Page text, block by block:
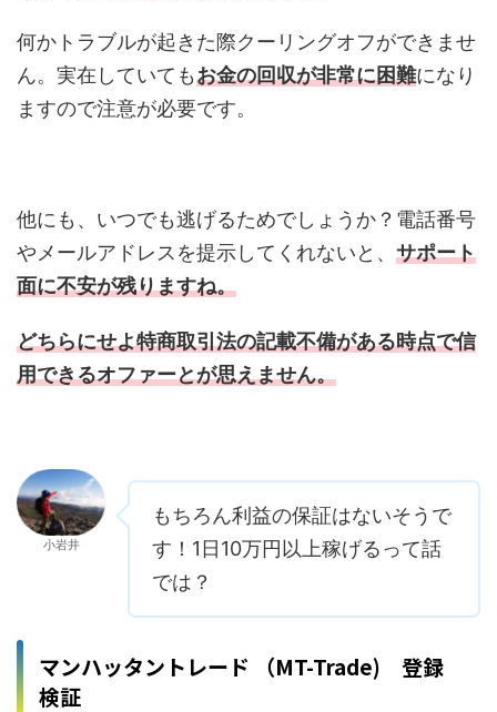
何かトラブルが起きた際クーリングオフができませ
ん。実在していてもお金の回収が非常に困難になり
ますので注意が必要です。
他にも、いつでも逃げるためでしょうか？電話番号
やメールアドレスを提示してくれないと、 サポート
面に不安が残りますね。
どちらにせよ特商取引法の記載不備がある時点で信
用できるオファーとが思えません。
小岩井
もちろん利益の保証はないそうで
す！1日10万円以上稼げるって話
では？
マンハッタントレード （MT-Trade) 登録
検証